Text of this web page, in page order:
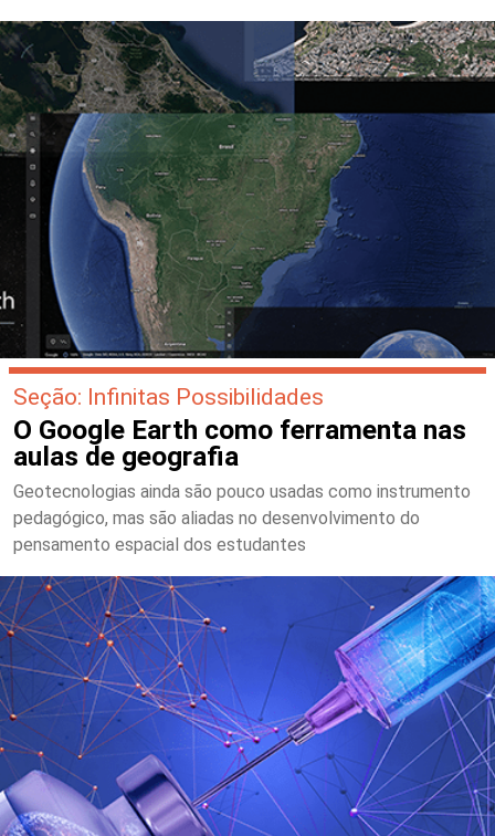
Seção: Infinitas Possibilidades
O Google Earth como ferramenta nas
aulas de geografia
Geotecnologias ainda são pouco usadas como instrumento
pedagógico, mas são aliadas no desenvolvimento do
pensamento espacial dos estudantes